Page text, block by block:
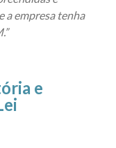
a empresa tenha
e